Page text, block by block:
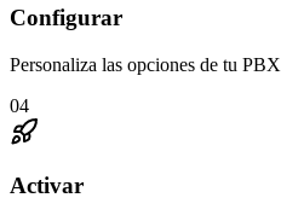
Configurar
Personaliza las opciones de tu PBX
04
Activar